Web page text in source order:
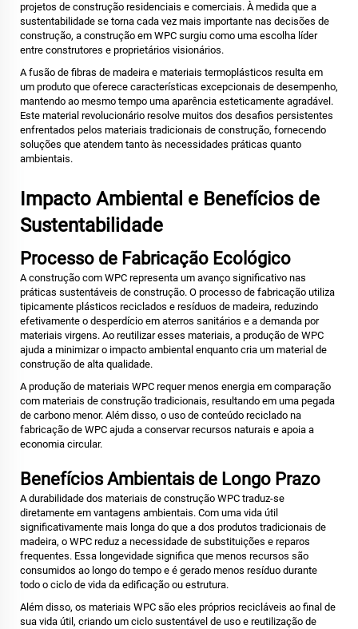
projetos de construção residenciais e comerciais. À medida que a
sustentabilidade se torna cada vez mais importante nas decisões de
construção, a construção em WPC surgiu como uma escolha líder
entre construtores e proprietários visionários.
A fusão de fibras de madeira e materiais termoplásticos resulta em
um produto que oferece características excepcionais de desempenho,
mantendo ao mesmo tempo uma aparência esteticamente agradável.
Este material revolucionário resolve muitos dos desafios persistentes
enfrentados pelos materiais tradicionais de construção, fornecendo
soluções que atendem tanto às necessidades práticas quanto
ambientais.
Impacto Ambiental e Benefícios de
Sustentabilidade
Processo de Fabricação Ecológico
A construção com WPC representa um avanço significativo nas
práticas sustentáveis de construção. O processo de fabricação utiliza
tipicamente plásticos reciclados e resíduos de madeira, reduzindo
efetivamente o desperdício em aterros sanitários e a demanda por
materiais virgens. Ao reutilizar esses materiais, a produção de WPC
ajuda a minimizar o impacto ambiental enquanto cria um material de
construção de alta qualidade.
A produção de materiais WPC requer menos energia em comparação
com materiais de construção tradicionais, resultando em uma pegada
de carbono menor. Além disso, o uso de conteúdo reciclado na
fabricação de WPC ajuda a conservar recursos naturais e apoia a
economia circular.
Benefícios Ambientais de Longo Prazo
A durabilidade dos materiais de construção WPC traduz-se
diretamente em vantagens ambientais. Com uma vida útil
significativamente mais longa do que a dos produtos tradicionais de
madeira, o WPC reduz a necessidade de substituições e reparos
frequentes. Essa longevidade significa que menos recursos são
consumidos ao longo do tempo e é gerado menos resíduo durante
todo o ciclo de vida da edificação ou estrutura.
Além disso, os materiais WPC são eles próprios recicláveis ao final de
sua vida útil, criando um ciclo sustentável de uso e reutilização de